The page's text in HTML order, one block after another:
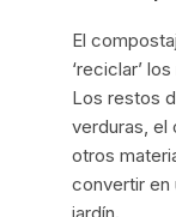
El
‘reciclar’
Los restos
verduras, el
otros
convertir en
jardín.